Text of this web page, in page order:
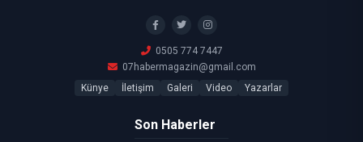
0505 774 7447
07habermagazin@gmail.com
Künye
İletişim Galeri Video Yazarlar
Son Haberler